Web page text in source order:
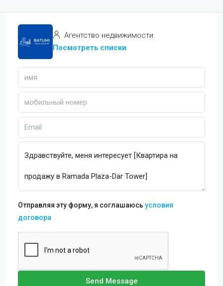
Агентство недвижимости
Посмотреть списки
Отправляя эту форму, я соглашаюсь условия
договора
Send Message